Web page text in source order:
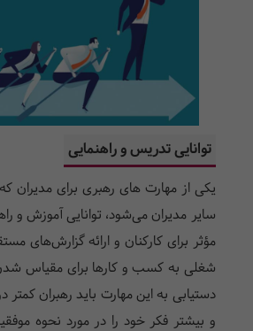
توانایی تدریس و راهنمایی
یکی از مهارت های رهبری برای مدیران
سایر مدیران می‌شود،‌ توانایی آموزش و
مؤثر برای کارکنان و ارائه گزارش‌های
شغلی به کسب و کارها برای مقیاس
دستیابی به این مهارت باید رهبران کمتر
و بیشتر فکر خود را در مورد نحوه